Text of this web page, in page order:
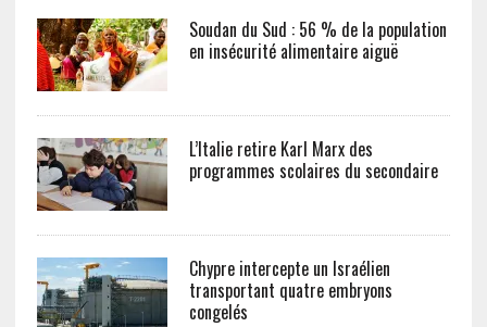
Soudan du Sud : 56 % de la population
en insécurité alimentaire aiguë
L’Italie retire Karl Marx des
programmes scolaires du secondaire
Chypre intercepte un Israélien
transportant quatre embryons
congelés